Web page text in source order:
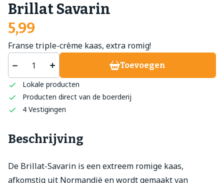
Brillat Savarin
5,99
Franse triple-crème kaas, extra romig!
Toevoegen
Lokale producten
Producten direct van de boerderij
4 Vestigingen
Beschrijving
De Brillat-Savarin is een extreem romige kaas,
afkomstig uit Normandië en wordt gemaakt van